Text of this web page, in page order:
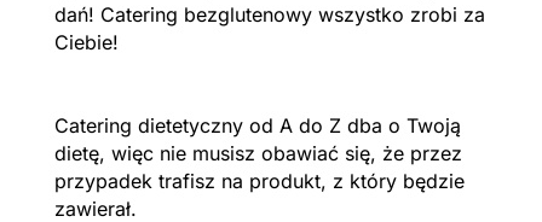
dań! Catering bezglutenowy wszystko zrobi za
Ciebie!
Catering dietetyczny od A do Z dba o Twoją
dietę, więc nie musisz obawiać się, że przez
przypadek trafisz na produkt, z który będzie
zawierał.